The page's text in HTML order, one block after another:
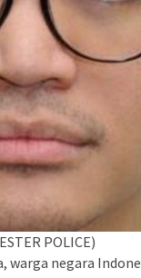
POLICE)
warga negara